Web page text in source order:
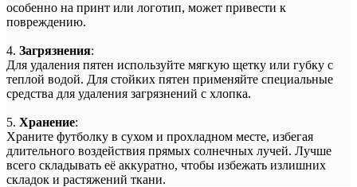
особенно на принт или логотип, может привести к
повреждению.
4. Загрязнения:
Для удаления пятен используйте мягкую щетку или губку с
теплой водой. Для стойких пятен применяйте специальные
средства для удаления загрязнений с хлопка.
5. Хранение:
Храните футболку в сухом и прохладном месте, избегая
длительного воздействия прямых солнечных лучей. Лучше
всего складывать её аккуратно, чтобы избежать излишних
складок и растяжений ткани.